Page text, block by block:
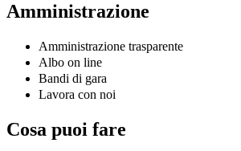
Amministrazione
Amministrazione trasparente
Albo on line
Bandi di gara
Lavora con noi
Cosa puoi fare